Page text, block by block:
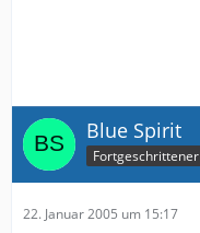
Blue Spirit
Fortgeschrittener
22. Januar 2005 um 15:17